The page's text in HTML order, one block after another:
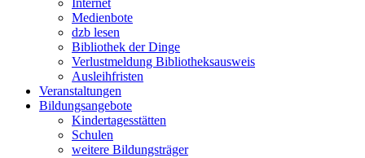
Internet
Medienbote
dzb lesen
Bibliothek der Dinge
Verlustmeldung Bibliotheksausweis
Ausleihfristen
Veranstaltungen
Bildungsangebote
Kindertagesstätten
Schulen
weitere Bildungsträger